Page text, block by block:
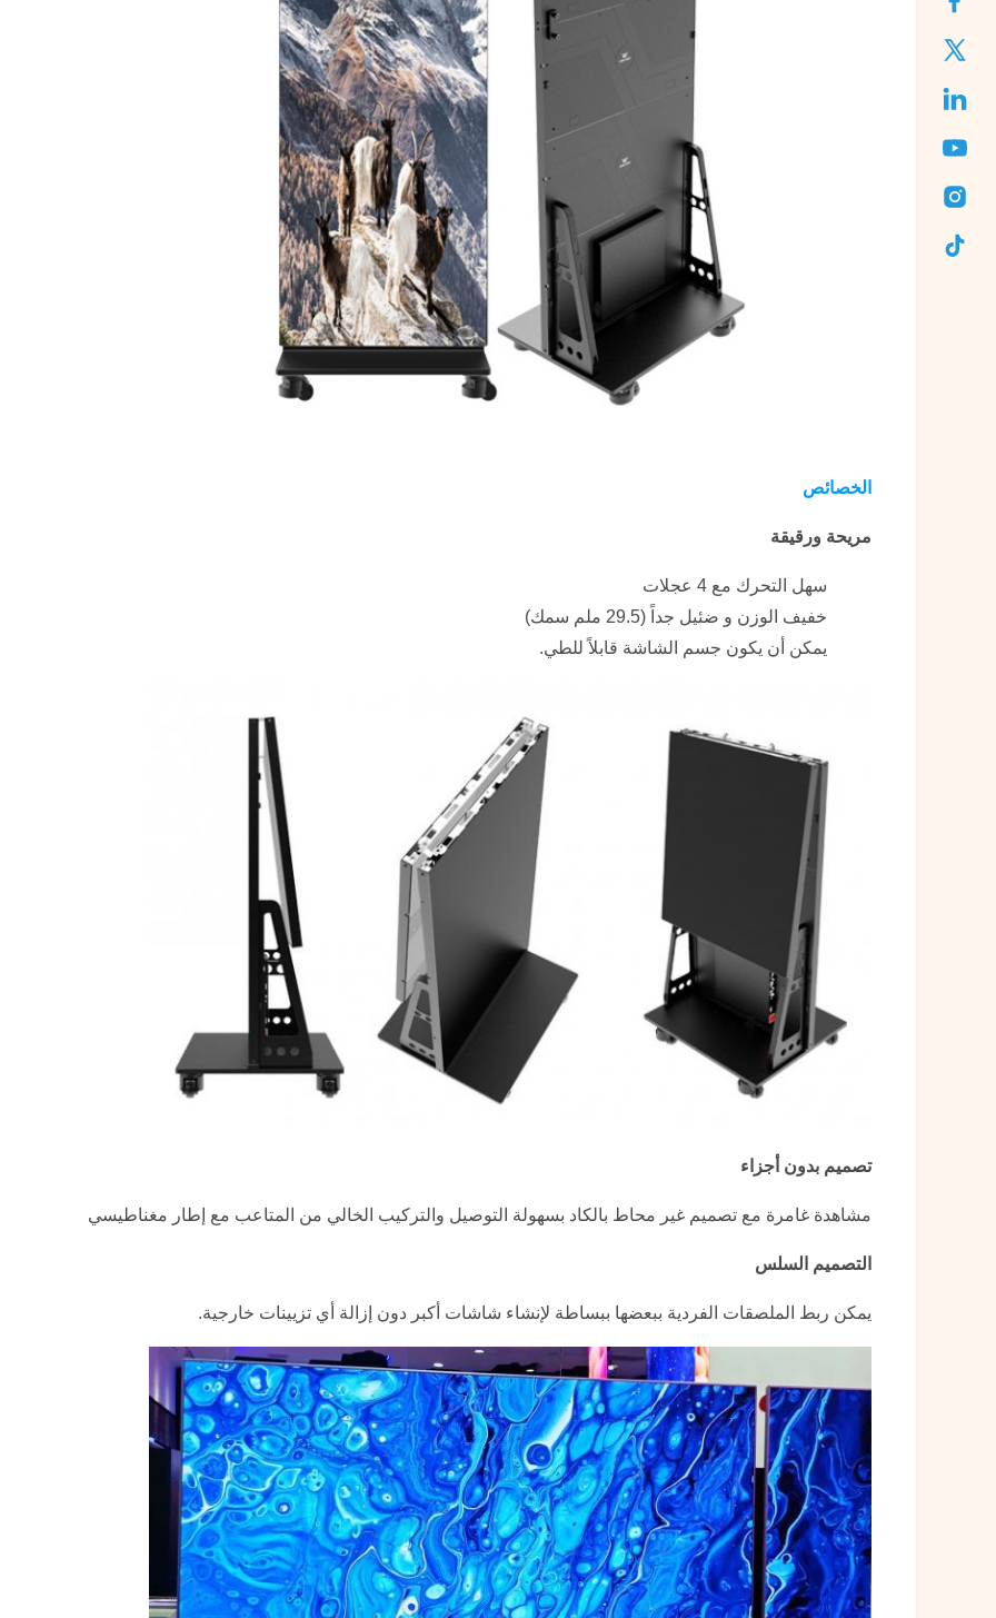
الخصائص
مريحة ورقيقة
سهل التحرك مع 4 عجلات
خفيف الوزن و ضئيل جداً (29.5 ملم سمك)
يمكن أن يكون جسم الشاشة قابلاً للطي.
تصميم بدون أجزاء
مشاهدة غامرة مع تصميم غير محاط بالكاد بسهولة التوصيل والتركيب الخالي من المتاعب مع إطار مغناطيسي
التصميم السلس
يمكن ربط الملصقات الفردية ببعضها ببساطة لإنشاء شاشات أكبر دون إزالة أي تزيينات خارجية.